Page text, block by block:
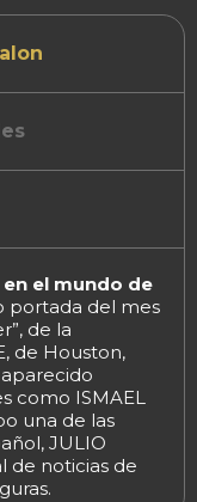
el mundo de
portada del mes
de la
de Houston,
como ISMAEL
una de las
JULIO
de noticias de